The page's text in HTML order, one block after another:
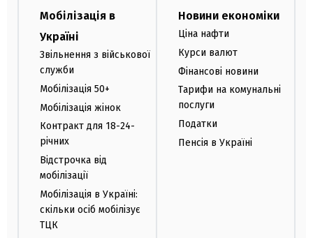
Мобілізація в
Україні
Звільнення з військової
служби
Мобілізація 50+
Мобілізація жінок
Контракт для 18-24-
річних
Відстрочка від
мобілізації
Мобілізація в Україні:
скільки осіб мобілізує
ТЦК
Новини економіки
Ціна нафти
Курси валют
Фінансові новини
Тарифи на комунальні
послуги
Податки
Пенсія в Україні